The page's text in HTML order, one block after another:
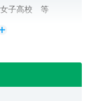
女子高校 等